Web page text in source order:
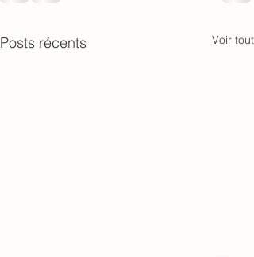
Posts récents Voir tout